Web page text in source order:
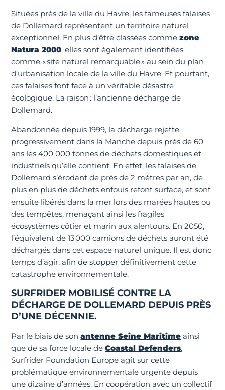
Situées près de la ville du Havre, les fameuses falaises
de Dollemard représentent un territoire naturel
exceptionnel. En plus d’être classées commezone
Natura 2000, elles sont également identifiées
comme « site naturel remarquable » au sein du plan
d’urbanisation locale de la ville du Havre. Et pourtant,
ces falaises font face à un véritable désastre
écologique. La raison : l’ancienne décharge de
Dollemard.
Abandonnée depuis 1999, la décharge rejette
progressivement dans la Manche depuis près de 60
ans les 400 000 tonnes de déchets domestiques et
industriels qu’elle contient. En effet, les falaises de
Dollemard s’érodant de près de 2 mètres par an, de
plus en plus de déchets enfouis refont surface, et sont
ensuite libérés dans la mer lors des marées hautes ou
des tempêtes, menaçant ainsi les fragiles
écosystèmes côtier et marin aux alentours. En 2050,
l’équivalent de 13 000 camions de déchets auront été
déchargés dans cet espace naturel unique. Il est donc
temps d’agir, afin de stopper définitivement cette
catastrophe environnementale.
SURFRIDER MOBILISÉ CONTRE LA
DÉCHARGE DE DOLLEMARD DEPUIS PRÈS
D’UNE DÉCENNIE.
Par le biais de sonantenne Seine Maritime ainsi
que de sa force locale deCoastal Defenders,
Surfrider Foundation Europe agit sur cette
problématique environnementale urgente depuis
une dizaine d’années. En coopération avec un collectif